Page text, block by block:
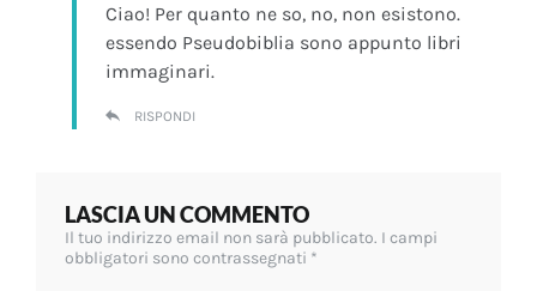
Ciao! Per quanto ne so, no, non esistono.
essendo Pseudobiblia sono appunto libri
immaginari.
RISPONDI
LASCIA UN COMMENTO
Il tuo indirizzo email non sarà pubblicato. I campi
obbligatori sono contrassegnati *